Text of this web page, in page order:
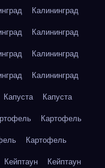
Калининград
Калининград
Калининград
Калининград
Капуста
Капуста
Картофель
Картофель
Кейптаун
Кейптаун